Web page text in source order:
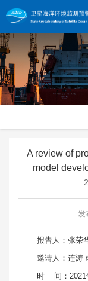
A review of
model
发
报告人：张荣
邀请人：连涛
时 间：2021